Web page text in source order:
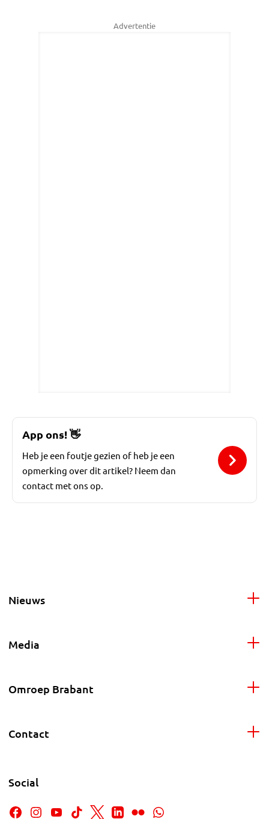
Advertentie
App ons!👋
Heb je een foutje gezien of heb je een
opmerking over dit artikel? Neem dan
contact met ons op.
Nieuws
Media
Omroep Brabant
Contact
Social